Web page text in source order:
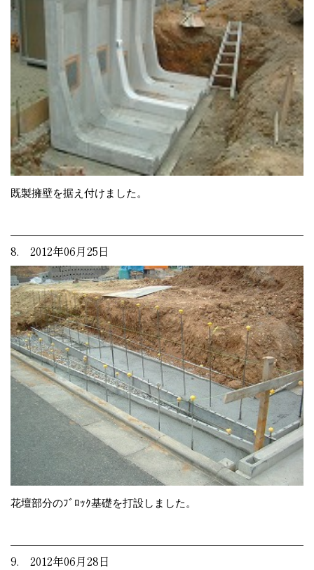
既製擁壁を据え付けました。
8. 2012年06月25日
花壇部分のﾌﾞﾛｯｸ基礎を打設しました。
9. 2012年06月28日